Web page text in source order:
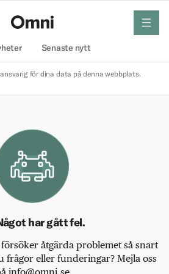
Senaste nytt
meny
för dina data på denna webbplats.
har gått fel.
åtgärda problemet så snart
frågor eller funderingar? Mejla oss